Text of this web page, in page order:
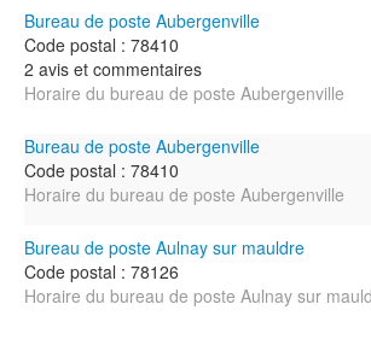
Bureau de poste Aubergenville
Code postal : 78410
2 avis et commentaires
Horaire du bureau de poste Aubergenville
Bureau de poste Aubergenville
Code postal : 78410
Horaire du bureau de poste Aubergenville
Bureau de poste Aulnay sur mauldre
Code postal : 78126
Horaire du bureau de poste Aulnay sur